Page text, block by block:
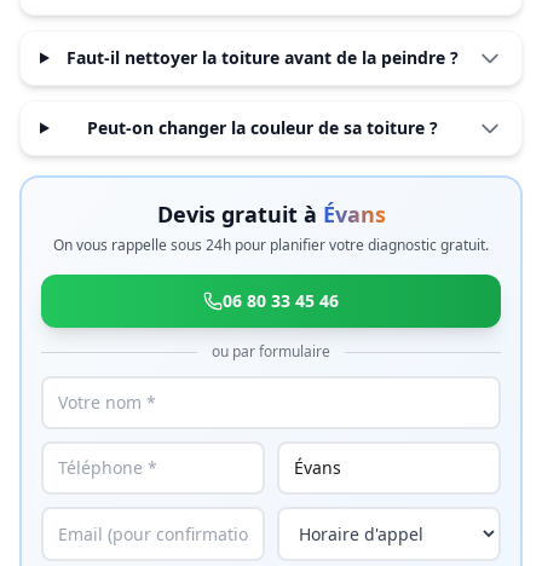
Faut-il nettoyer la toiture avant de la peindre ?
Peut-on changer la couleur de sa toiture ?
Devis gratuit à Évans
On vous rappelle sous 24h pour planifier votre diagnostic gratuit.
06 80 33 45 46
ou par formulaire